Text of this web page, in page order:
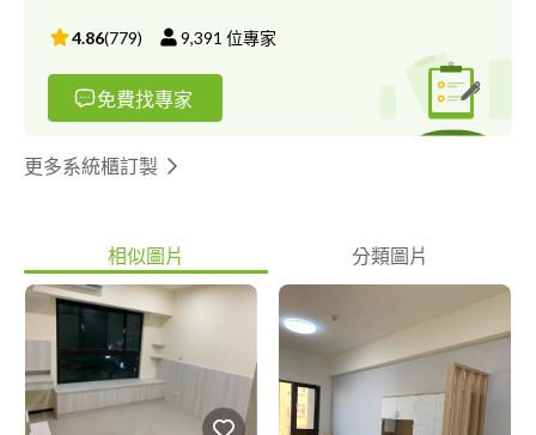
4.86(779) 9,391 位專家
免費找專家
更多系統櫃訂製
相似圖片 分類圖片